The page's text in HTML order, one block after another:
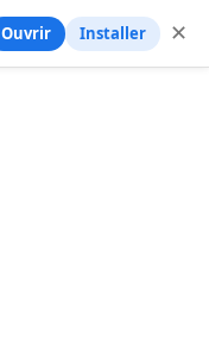
Ouvrir Installer ✕